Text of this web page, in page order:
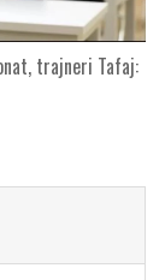
trajneri Tafaj: